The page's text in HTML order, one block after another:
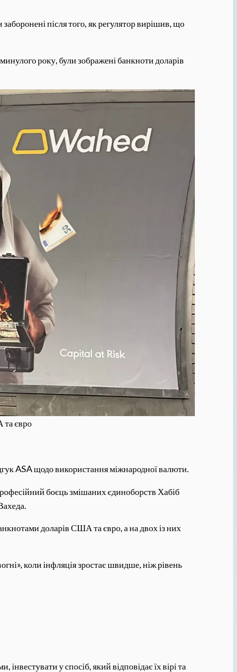
після того, як регулятор вирішив, що
року, були зображені банкноти доларів
та євро
ASA щодо використання міжнародної валюти.
боєць змішаних єдиноборств Хабіб
доларів США та євро, а на двох із них
коли інфляція зростає швидше, ніж рівень
у спосіб, який відповідає їх вірі та